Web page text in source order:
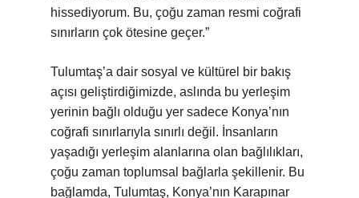
hissediyorum. Bu, çoğu zaman resmi coğrafi
sınırların çok ötesine geçer.”
Tulumtaş’a dair sosyal ve kültürel bir bakış
açısı geliştirdiğimizde, aslında bu yerleşim
yerinin bağlı olduğu yer sadece Konya’nın
coğrafi sınırlarıyla sınırlı değil. İnsanların
yaşadığı yerleşim alanlarına olan bağlılıkları,
çoğu zaman toplumsal bağlarla şekillenir. Bu
bağlamda, Tulumtaş, Konya’nın Karapınar